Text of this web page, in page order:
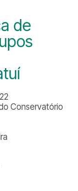
de
Conservatório